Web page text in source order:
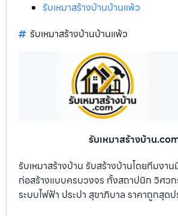
รับเหมาสร้างบ้านบ้านแพ้ว
รับเหมาสร้างบ้านบ้านแพ้ว
รับเหมาสร้างบ้าน
รับเหมาสร้างบ้าน รับสร้างบ้านโดยทีมงา
ก่อสร้างแบบครบวงจร ทั้งสถาปนิก วิศวก
ระบบไฟฟ้า ประปา สุขาภิบาล ราคาถูกสุด